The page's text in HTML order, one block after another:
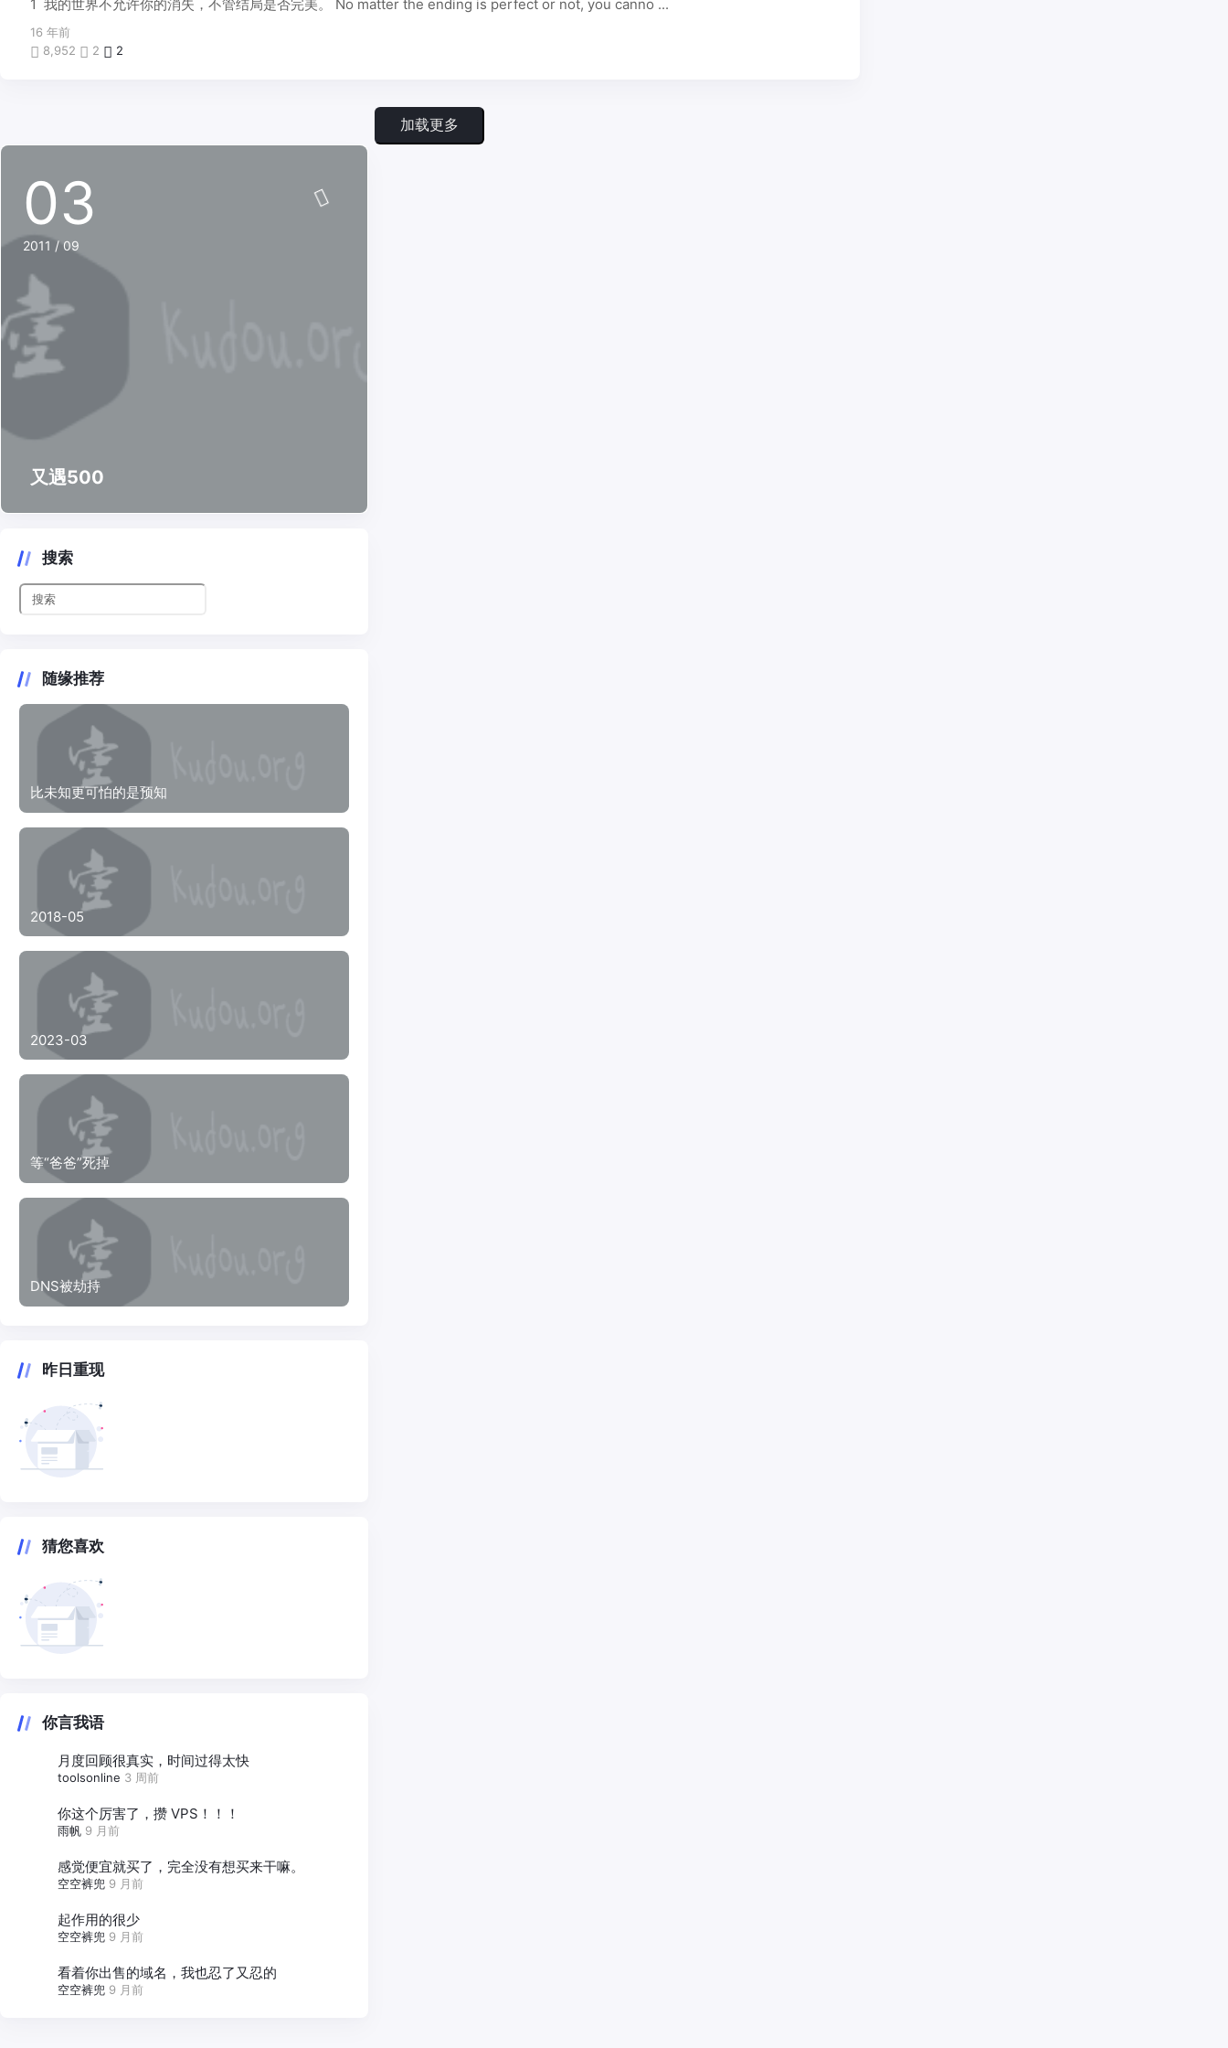
1 我的世界不允许你的消失，不管结局是否完美。 No matter the ending is perfect or not, you canno ...
16 年前
8,952
2 2
加载更多
又遇500
03
2011 / 09
搜索
随缘推荐
比未知更可怕的是预知
2018-05
2023-03
等“爸爸”死掉
DNS被劫持
昨日重现
猜您喜欢
你言我语
月度回顾很真实，时间过得太快
toolsonline 3 周前
你这个厉害了，攒 VPS！！！
雨帆 9 月前
感觉便宜就买了，完全没有想买来干嘛。
空空裤兜 9 月前
起作用的很少
空空裤兜 9 月前
看着你出售的域名，我也忍了又忍的
空空裤兜 9 月前